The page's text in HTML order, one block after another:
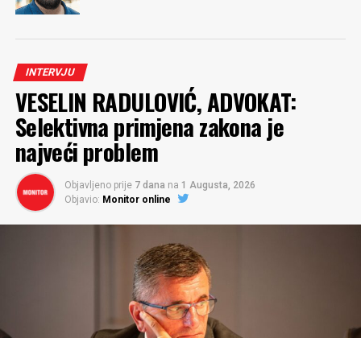
INTERVJU
VESELIN RADULOVIĆ, ADVOKAT:
Selektivna primjena zakona je
najveći problem
Objavljeno prije 7 dana na 1 Augusta, 2026
Objavio: Monitor online